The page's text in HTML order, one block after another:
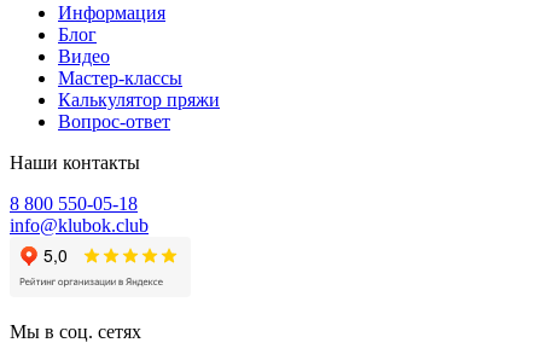
Информация
Блог
Видео
Мастер-классы
Калькулятор пряжи
Вопрос-ответ
Наши контакты
8 800 550-05-18
info@klubok.club
Мы в соц. сетях